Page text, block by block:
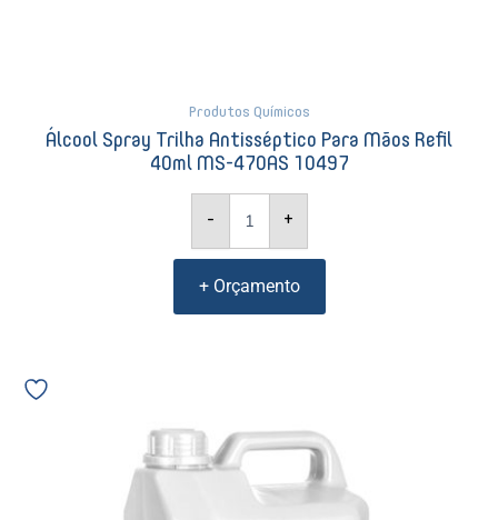
Produtos Químicos
Álcool Spray Trilha Antisséptico Para Mãos Refil
40ml MS-470AS 10497
- +
+ Orçamento
Versátil
Clean
Grease